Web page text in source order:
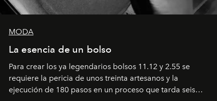
MODA
La esencia de un bolso
Para crear los ya legendarios bolsos 11.12 y 2.55 se
requiere la pericia de unos treinta artesanos y la
ejecución de 180 pasos en un proceso que tarda seis